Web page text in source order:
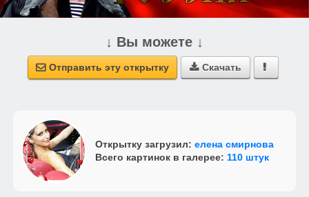
↓ Вы можете ↓
 Отправить эту открытку  Скачать 
Открытку загрузил: елена смирнова
Всего картинок в галерее: 110 штук